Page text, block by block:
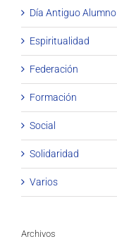
Día Antiguo Alumno
Espiritualidad
Federación
Formación
Social
Solidaridad
Varios
Archivos